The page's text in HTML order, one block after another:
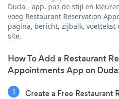
Duda - app, pas de stijl en
voeg Restaurant Reservation
pagina, bericht, zijbalk,
site.
How To Add a Restaurant
Appointments App on
Create a Free Restaurant